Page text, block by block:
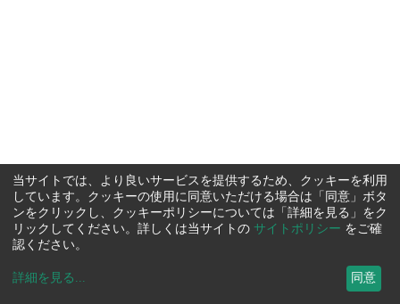
当サイトでは、より良いサービスを提供するため、クッキーを利用
しています。クッキーの使用に同意いただける場合は「同意」ボタ
ンをクリックし、クッキーポリシーについては「詳細を見る」をク
リックしてください。詳しくは当サイトの サイトポリシー をご確
認ください。
詳細を見る ... 同意